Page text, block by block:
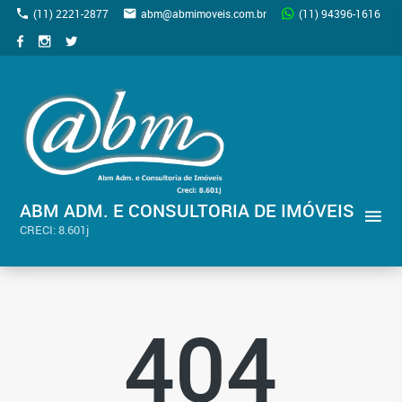
(11) 2221-2877 abm@abmimoveis.com.br (11) 94396-1616
ABM ADM. E CONSULTORIA DE IMÓVEIS
CRECI: 8.601j
404